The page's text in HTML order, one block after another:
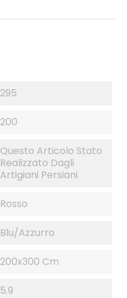
295
200
Questo Articolo Stato
Realizzato Dagli
Artigiani Persiani
Rosso
Blu/Azzurro
200x300 Cm
5.9